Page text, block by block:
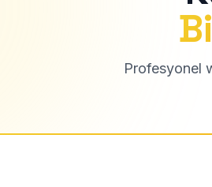
Profesyonel